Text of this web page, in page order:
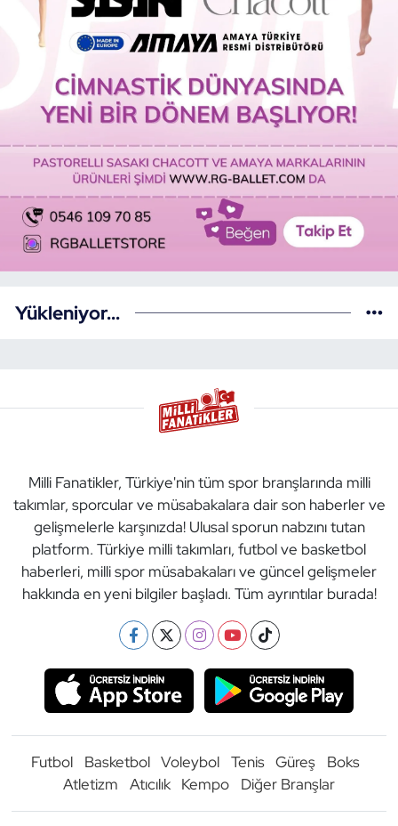
Yükleniyor...
Milli Fanatikler, Türkiye'nin tüm spor branşlarında milli
takımlar, sporcular ve müsabakalara dair son haberler ve
gelişmelerle karşınızda! Ulusal sporun nabzını tutan
platform. Türkiye milli takımları, futbol ve basketbol
haberleri, milli spor müsabakaları ve güncel gelişmeler
hakkında en yeni bilgiler başladı. Tüm ayrıntılar burada!
Futbol Basketbol Voleybol Tenis Güreş
Boks
Atletizm
Atıcılık Kempo Diğer Branşlar